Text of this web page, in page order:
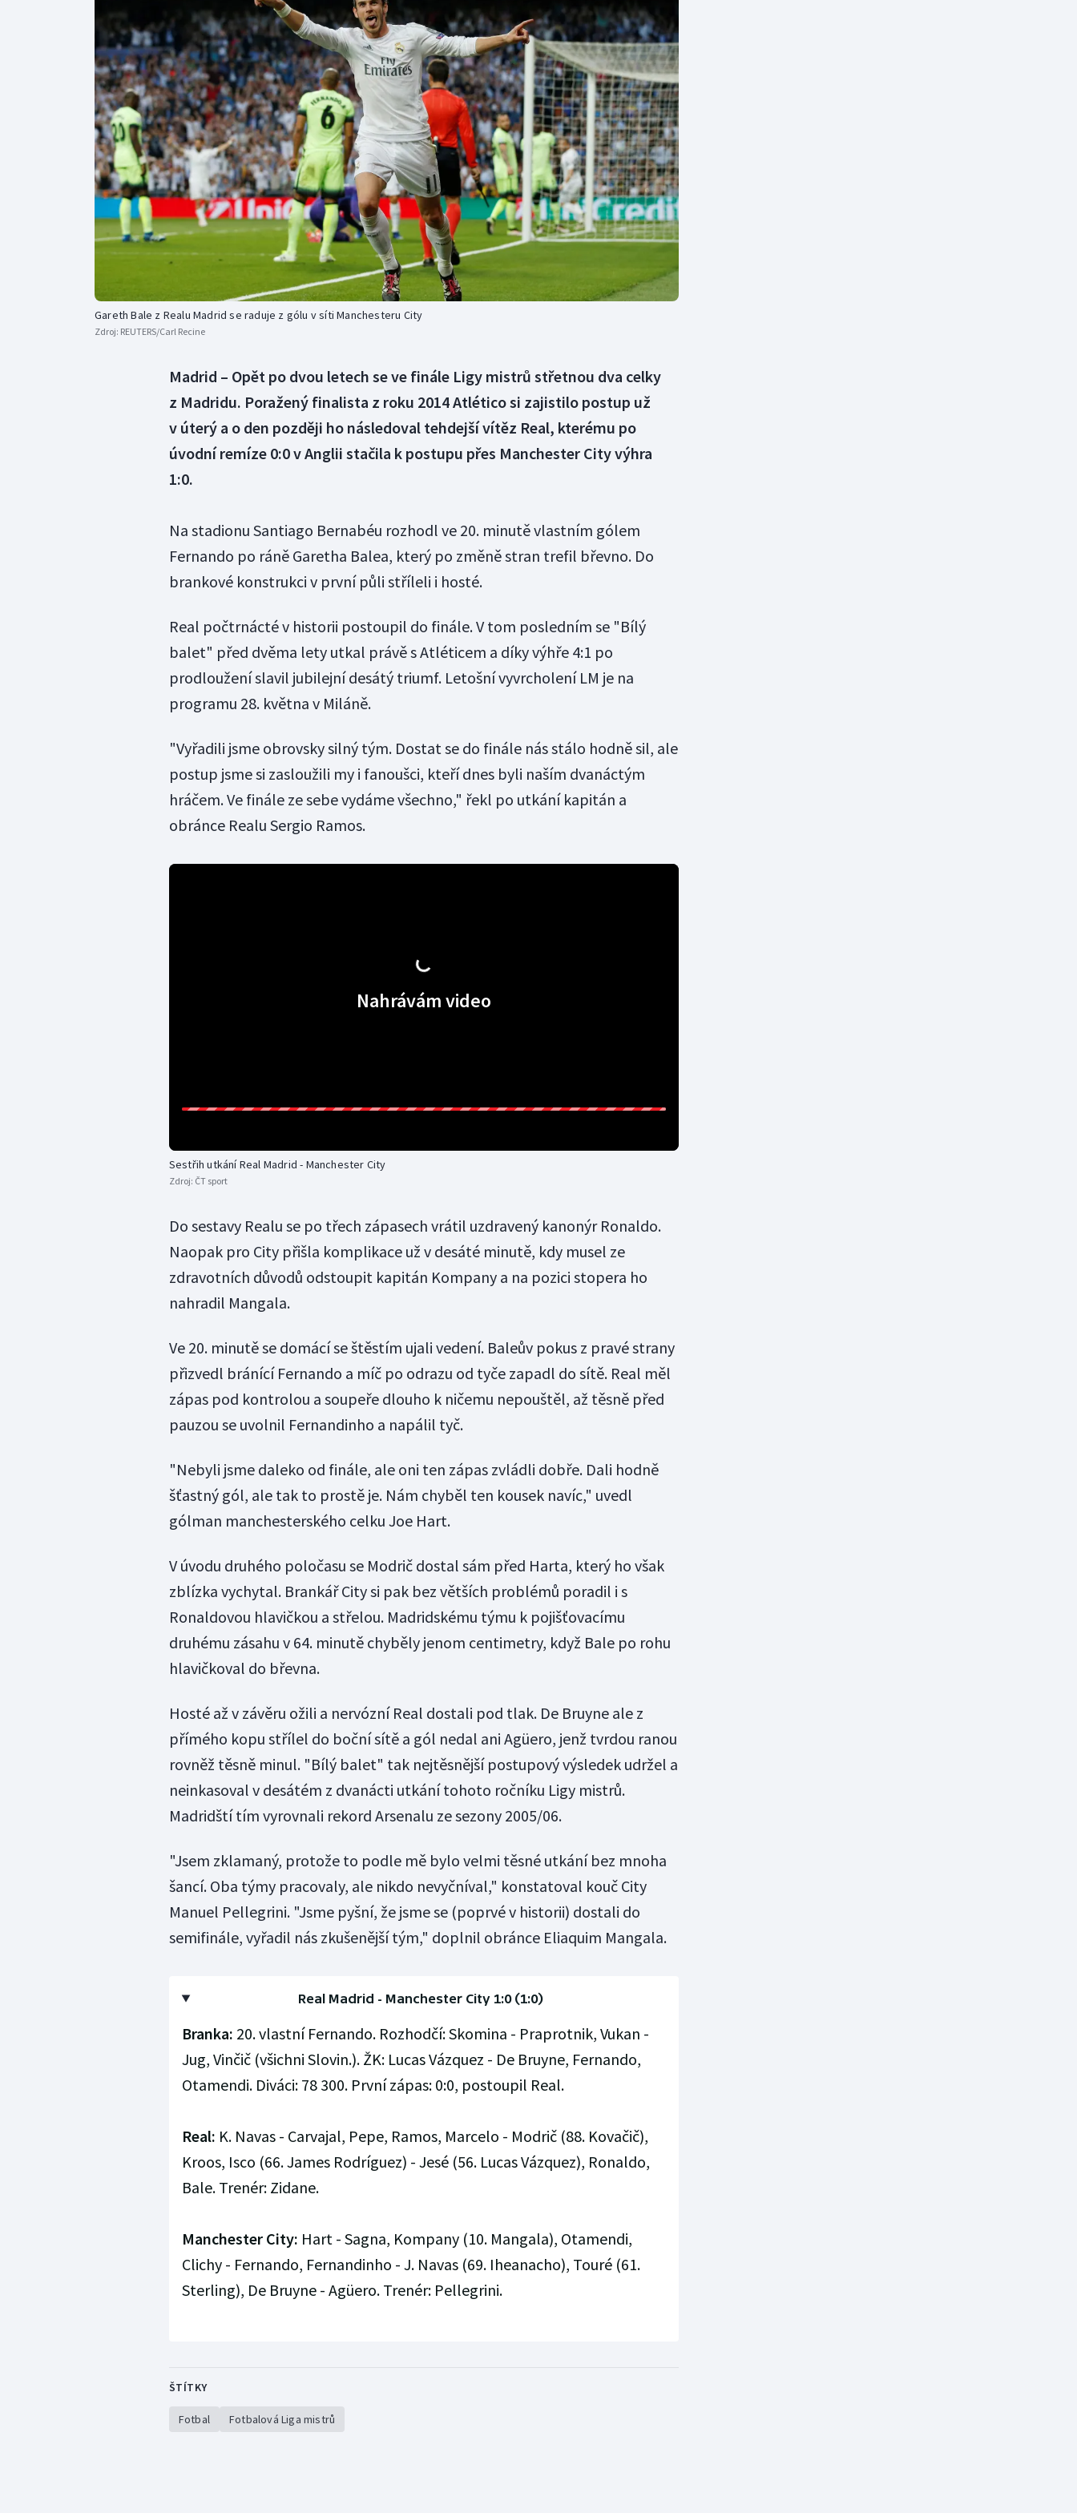
Curling
Dostihy
Florbal
Futsal
Golf
Gymnastika
Motorsport
Olympijské hry
Parasport
Plavání
Plážový volejbal
Triatlon
Veslování
Vodní slalom
Volejbal
Ostatní
Gareth Bale z Realu Madrid se raduje z gólu v síti Manchesteru City
Zdroj: REUTERS/Carl Recine
Madrid – Opět po dvou letech se ve finále Ligy mistrů střetnou dva celky
z Madridu. Poražený finalista z roku 2014 Atlético si zajistilo postup už
v úterý a o den později ho následoval tehdejší vítěz Real, kterému po
úvodní remíze 0:0 v Anglii stačila k postupu přes Manchester City výhra
1:0.
Na stadionu Santiago Bernabéu rozhodl ve 20. minutě vlastním gólem
Fernando po ráně Garetha Balea, který po změně stran trefil břevno. Do
brankové konstrukci v první půli stříleli i hosté.
Real počtrnácté v historii postoupil do finále. V tom posledním se "Bílý
balet" před dvěma lety utkal právě s Atléticem a díky výhře 4:1 po
prodloužení slavil jubilejní desátý triumf. Letošní vyvrcholení LM je na
programu 28. května v Miláně.
"Vyřadili jsme obrovsky silný tým. Dostat se do finále nás stálo hodně sil, ale
postup jsme si zasloužili my i fanoušci, kteří dnes byli naším dvanáctým
hráčem. Ve finále ze sebe vydáme všechno," řekl po utkání kapitán a
obránce Realu Sergio Ramos.
Nahrávám video
Sestřih utkání Real Madrid - Manchester City
Zdroj: ČT sport
Do sestavy Realu se po třech zápasech vrátil uzdravený kanonýr Ronaldo.
Naopak pro City přišla komplikace už v desáté minutě, kdy musel ze
zdravotních důvodů odstoupit kapitán Kompany a na pozici stopera ho
nahradil Mangala.
Ve 20. minutě se domácí se štěstím ujali vedení. Baleův pokus z pravé strany
přizvedl bránící Fernando a míč po odrazu od tyče zapadl do sítě. Real měl
zápas pod kontrolou a soupeře dlouho k ničemu nepouštěl, až těsně před
pauzou se uvolnil Fernandinho a napálil tyč.
"Nebyli jsme daleko od finále, ale oni ten zápas zvládli dobře. Dali hodně
šťastný gól, ale tak to prostě je. Nám chyběl ten kousek navíc," uvedl
gólman manchesterského celku Joe Hart.
V úvodu druhého poločasu se Modrič dostal sám před Harta, který ho však
zblízka vychytal. Brankář City si pak bez větších problémů poradil i s
Ronaldovou hlavičkou a střelou. Madridskému týmu k pojišťovacímu
druhému zásahu v 64. minutě chyběly jenom centimetry, když Bale po rohu
hlavičkoval do břevna.
Hosté až v závěru ožili a nervózní Real dostali pod tlak. De Bruyne ale z
přímého kopu střílel do boční sítě a gól nedal ani Agüero, jenž tvrdou ranou
rovněž těsně minul. "Bílý balet" tak nejtěsnější postupový výsledek udržel a
neinkasoval v desátém z dvanácti utkání tohoto ročníku Ligy mistrů.
Madridští tím vyrovnali rekord Arsenalu ze sezony 2005/06.
"Jsem zklamaný, protože to podle mě bylo velmi těsné utkání bez mnoha
šancí. Oba týmy pracovaly, ale nikdo nevyčníval," konstatoval kouč City
Manuel Pellegrini. "Jsme pyšní, že jsme se (poprvé v historii) dostali do
semifinále, vyřadil nás zkušenější tým," doplnil obránce Eliaquim Mangala.
Real Madrid - Manchester City 1:0 (1:0)
Branka: 20. vlastní Fernando. Rozhodčí: Skomina - Praprotnik, Vukan -
Jug, Vinčič (všichni Slovin.). ŽK: Lucas Vázquez - De Bruyne, Fernando,
Otamendi. Diváci: 78 300. První zápas: 0:0, postoupil Real.
Real: K. Navas - Carvajal, Pepe, Ramos, Marcelo - Modrič (88. Kovačič),
Kroos, Isco (66. James Rodríguez) - Jesé (56. Lucas Vázquez), Ronaldo,
Bale. Trenér: Zidane.
Manchester City: Hart - Sagna, Kompany (10. Mangala), Otamendi,
Clichy - Fernando, Fernandinho - J. Navas (69. Iheanacho), Touré (61.
Sterling), De Bruyne - Agüero. Trenér: Pellegrini.
ŠTÍTKY
Fotbal Fotbalová Liga mistrů